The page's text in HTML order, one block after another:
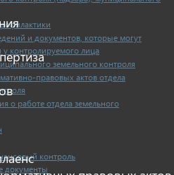
и документов, которые могут
у контролируемого лица
земельного контроля
правовых актов отдела
о работе отдела земельного
контроль
документы